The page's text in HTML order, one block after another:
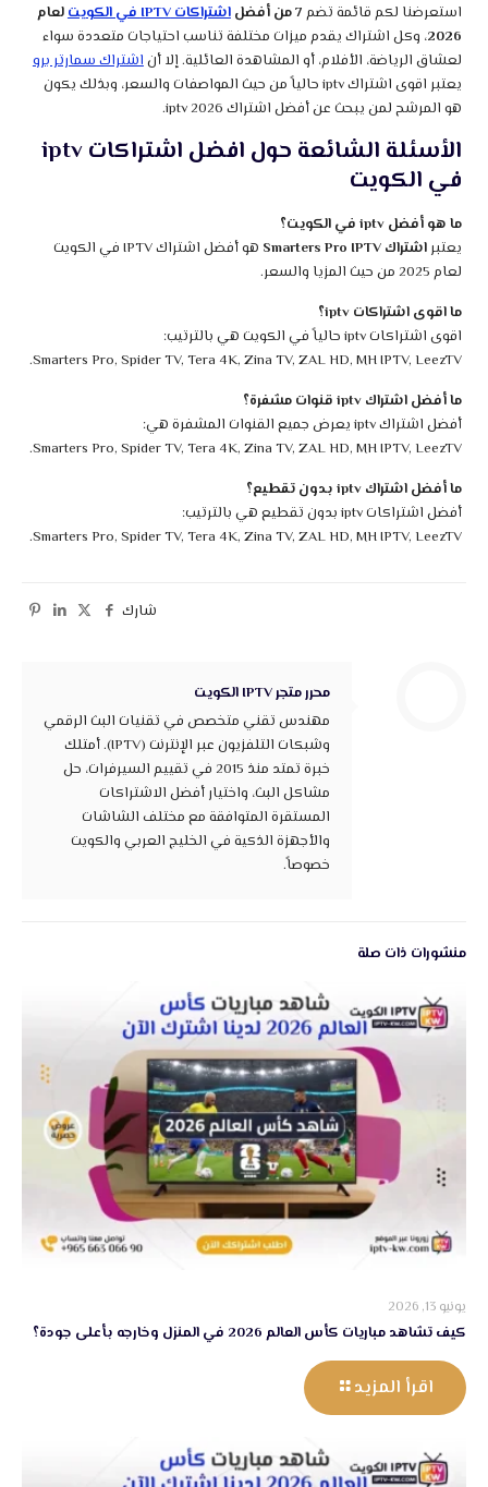
استعرضنا لكم قائمة تضم 7 من أفضل اشتراكات IPTV في الكويت
لعام
2026، وكل اشتراك يقدم ميزات مختلفة تناسب احتياجات متعددة سواء
لعشاق الرياضة، الأفلام، أو المشاهدة العائلية. إلا أناشتراك سمارتر برو
يعتبر اقوى اشتراك iptv حالياً من حيث المواصفات والسعر، وبذلك يكون
هو المرشح لمن يبحث عن أفضل اشتراك iptv 2026.
الأسئلة الشائعة حول افضل اشتراكات iptv
في الكويت
ما هو أفضل iptv في الكويت؟
يعتبراشتراك Smarters Pro IPTV
هو أفضل اشتراك IPTV في الكويت
لعام 2025 من حيث المزيا والسعر.
ما اقوى اشتراكات iptv؟
اقوى اشتراكات iptv حالياً في الكويت هي بالترتيب:
Smarters Pro, Spider TV, Tera 4K, Zina TV, ZAL HD, MH IPTV, LeezTV.
ما أفضل اشتراك iptv قنوات مشفرة؟
أفضل اشتراك iptv يعرض جميع القنوات المشفرة هي:
Smarters Pro, Spider TV, Tera 4K, Zina TV, ZAL HD, MH IPTV, LeezTV.
ما أفضل اشتراك iptv بدون تقطيع؟
أفضل اشتراكات iptv بدون تقطيع هي بالترتيب:
Smarters Pro, Spider TV, Tera 4K, Zina TV, ZAL HD, MH IPTV, LeezTV.
شارك
محرر متجر IPTV الكويت
مهندس تقني متخصص في تقنيات البث الرقمي
وشبكات التلفزيون عبر الإنترنت (IPTV). أمتلك
خبرة تمتد منذ 2015 في تقييم السيرفرات، حل
مشاكل البث، واختيار أفضل الاشتراكات
المستقرة المتوافقة مع مختلف الشاشات
والأجهزة الذكية في الخليج العربي والكويت
خصوصاً.
منشورات ذات صلة
يونيو 13, 2026
كيف تشاهد مباريات كأس العالم 2026 في المنزل وخارجه بأعلى جودة؟
اقرأ المزيد